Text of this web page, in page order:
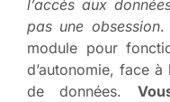
l’accès aux
pas une obsession.
module pour
d’autonomie, face
de données.